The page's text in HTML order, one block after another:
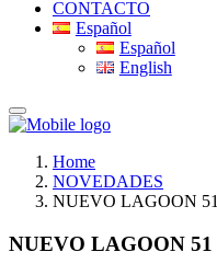
CONTACTO
Español
Español
English
Home
NOVEDADES
NUEVO LAGOON 51
NUEVO LAGOON 51